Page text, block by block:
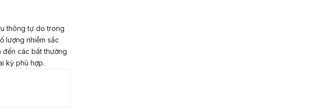
thông tự do trong
lượng nhiễm sắc
đến các bất thường
kỳ phù hợp.